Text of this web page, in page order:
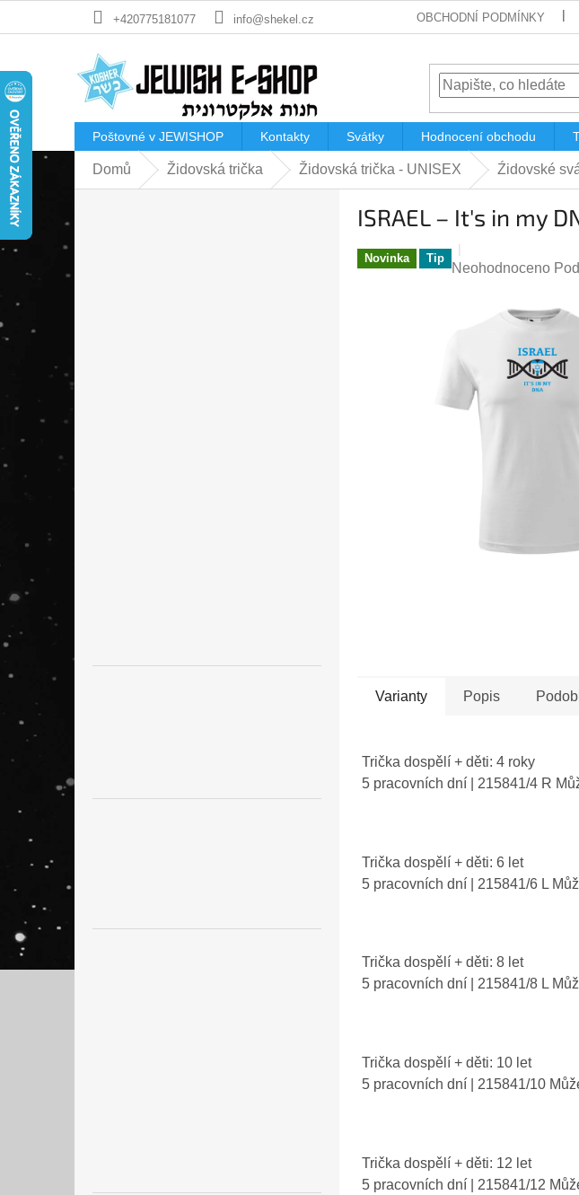
+420775181077 info@shekel.cz OBCHODNÍ PODMÍNKY
Poštovné v JEWISHOP Kontakty Svátky Hodnocení obchodu
Domů Židovská trička Židovská trička - UNISEX Źidovské
ISRAEL – It's in my
Novinka Tip
Průměrné
hvězdiček.
Neohodnoceno
Varianty Popis
Trička dospělí + děti: 4 roky
5 pracovních dní
| 215841/4 R
Trička dospělí + děti: 6 let
5 pracovních dní
| 215841/6 L
Trička dospělí + děti: 8 let
5 pracovních dní
| 215841/8 L
Trička dospělí + děti: 10 let
5 pracovních dní
| 215841/10
Trička dospělí + děti: 12 let
5 pracovních dní
| 215841/12